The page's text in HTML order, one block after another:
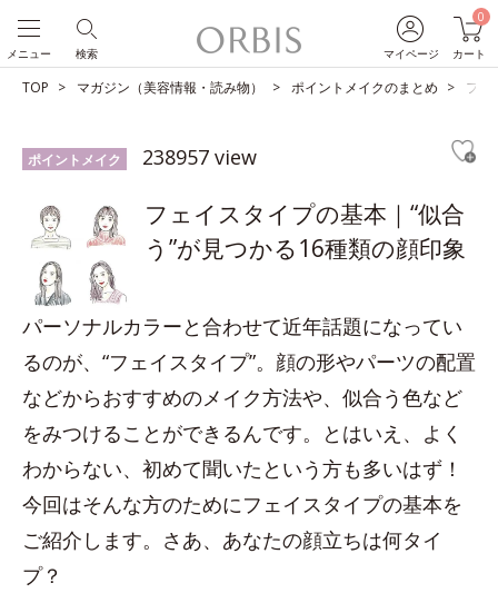
マイページ
0
カート
検索
メニュー
TOP マガジン（美容情報・読み物） ポイントメイクのまとめ フェ
ポイントメイク 238957 view
フェイスタイプの基本｜“似合
う”が見つかる16種類の顔印象
パーソナルカラーと合わせて近年話題になってい
るのが、“フェイスタイプ”。顔の形やパーツの配置
などからおすすめのメイク方法や、似合う色など
をみつけることができるんです。とはいえ、よく
わからない、初めて聞いたという方も多いはず！
今回はそんな方のためにフェイスタイプの基本を
ご紹介します。さあ、あなたの顔立ちは何タイ
プ？